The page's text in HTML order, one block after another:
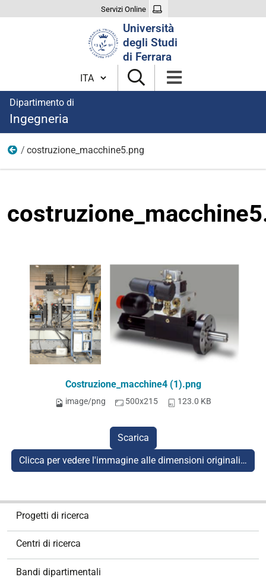
Servizi Online
Università
degli Studi
di Ferrara
Cambia lingua
Dipartimento di
Ingegneria
Immagini aree di ricerca
costruzione_macchine5.png
Costruzione_macchine4 (1).png
image/png 500x215 123.0 KB
Scarica
Clicca per vedere l'immagine alle dimensioni originali…
Progetti di ricerca
Centri di ricerca
Bandi dipartimentali